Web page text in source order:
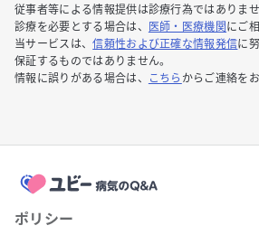
従事者等による情報提供は診療行為ではありませ
診療を必要とする場合は、
医師・医療機関 にご
当サービスは、信頼性および正確な情報発信に
保証するものではありません。
情報に誤りがある場合は、
こちら からご連絡を
ポリシー